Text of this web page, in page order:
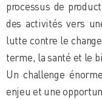
processus de
des activités vers
lutte contre le
terme, la santé et le
Un challenge
enjeu et une